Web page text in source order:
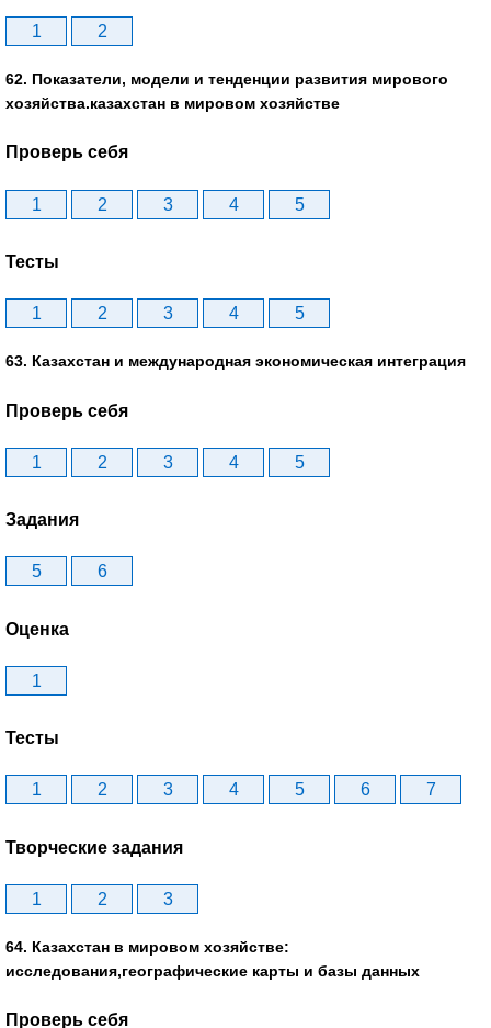
1 2
62. Показатели, модели и тенденции развития мирового
хозяйства.казахстан в мировом хозяйстве
Проверь себя
1 2 3 4 5
Тесты
1 2 3 4 5
63. Казахстан и международная экономическая интеграция
Проверь себя
1 2 3 4 5
Задания
5 6
Оценка
1
Тесты
1 2 3 4 5 6 7
Творческие задания
1 2 3
64. Казахстан в мировом хозяйстве:
исследования,географические карты и базы данных
Проверь себя